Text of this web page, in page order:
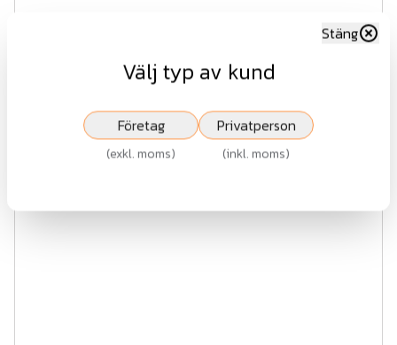
Välj typ av kund
Stäng
Företag
(exkl. moms)
Privatperson
(inkl. moms)